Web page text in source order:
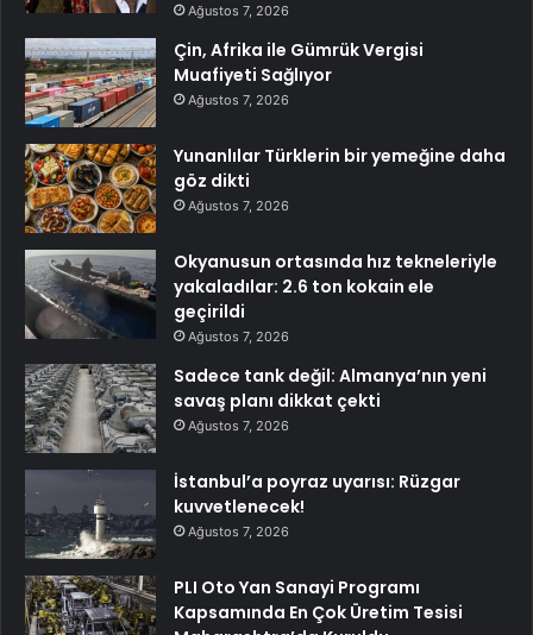
Ağustos 7, 2026
Çin, Afrika ile Gümrük Vergisi
Muafiyeti Sağlıyor
Ağustos 7, 2026
Yunanlılar Türklerin bir yemeğine daha
göz dikti
Ağustos 7, 2026
Okyanusun ortasında hız tekneleriyle
yakaladılar: 2.6 ton kokain ele
geçirildi
Ağustos 7, 2026
Sadece tank değil: Almanya’nın yeni
savaş planı dikkat çekti
Ağustos 7, 2026
İstanbul’a poyraz uyarısı: Rüzgar
kuvvetlenecek!
Ağustos 7, 2026
PLI Oto Yan Sanayi Programı
Kapsamında En Çok Üretim Tesisi